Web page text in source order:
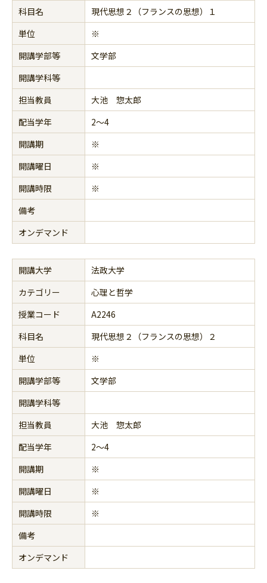
科目名
現代思想２（フランスの思想）１
単位
※
開講学部等
文学部
開講学科等
担当教員
大池 惣太郎
配当学年
2～4
開講期
※
開講曜日
※
開講時限
※
備考
オンデマンド
開講大学
法政大学
カテゴリー
心理と哲学
授業コード
A2246
科目名
現代思想２（フランスの思想）２
単位
※
開講学部等
文学部
開講学科等
担当教員
大池 惣太郎
配当学年
2～4
開講期
※
開講曜日
※
開講時限
※
備考
オンデマンド